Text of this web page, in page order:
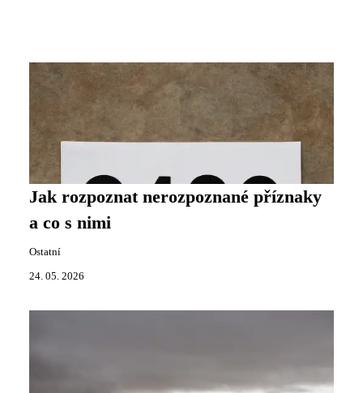
Jak rozpoznat nerozpoznané příznaky
a co s nimi
Ostatní
24. 05. 2026